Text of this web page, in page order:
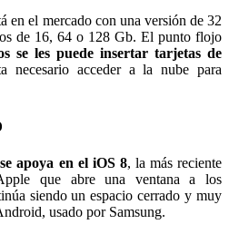
en el mercado con una versión de 32
de 16, 64 o 128 Gb. El punto flojo
se les puede insertar tarjetas de
necesario acceder a la nube para
apoya en el iOS 8, la más reciente
que abre una ventana a los
siendo un espacio cerrado y muy
usado por Samsung.